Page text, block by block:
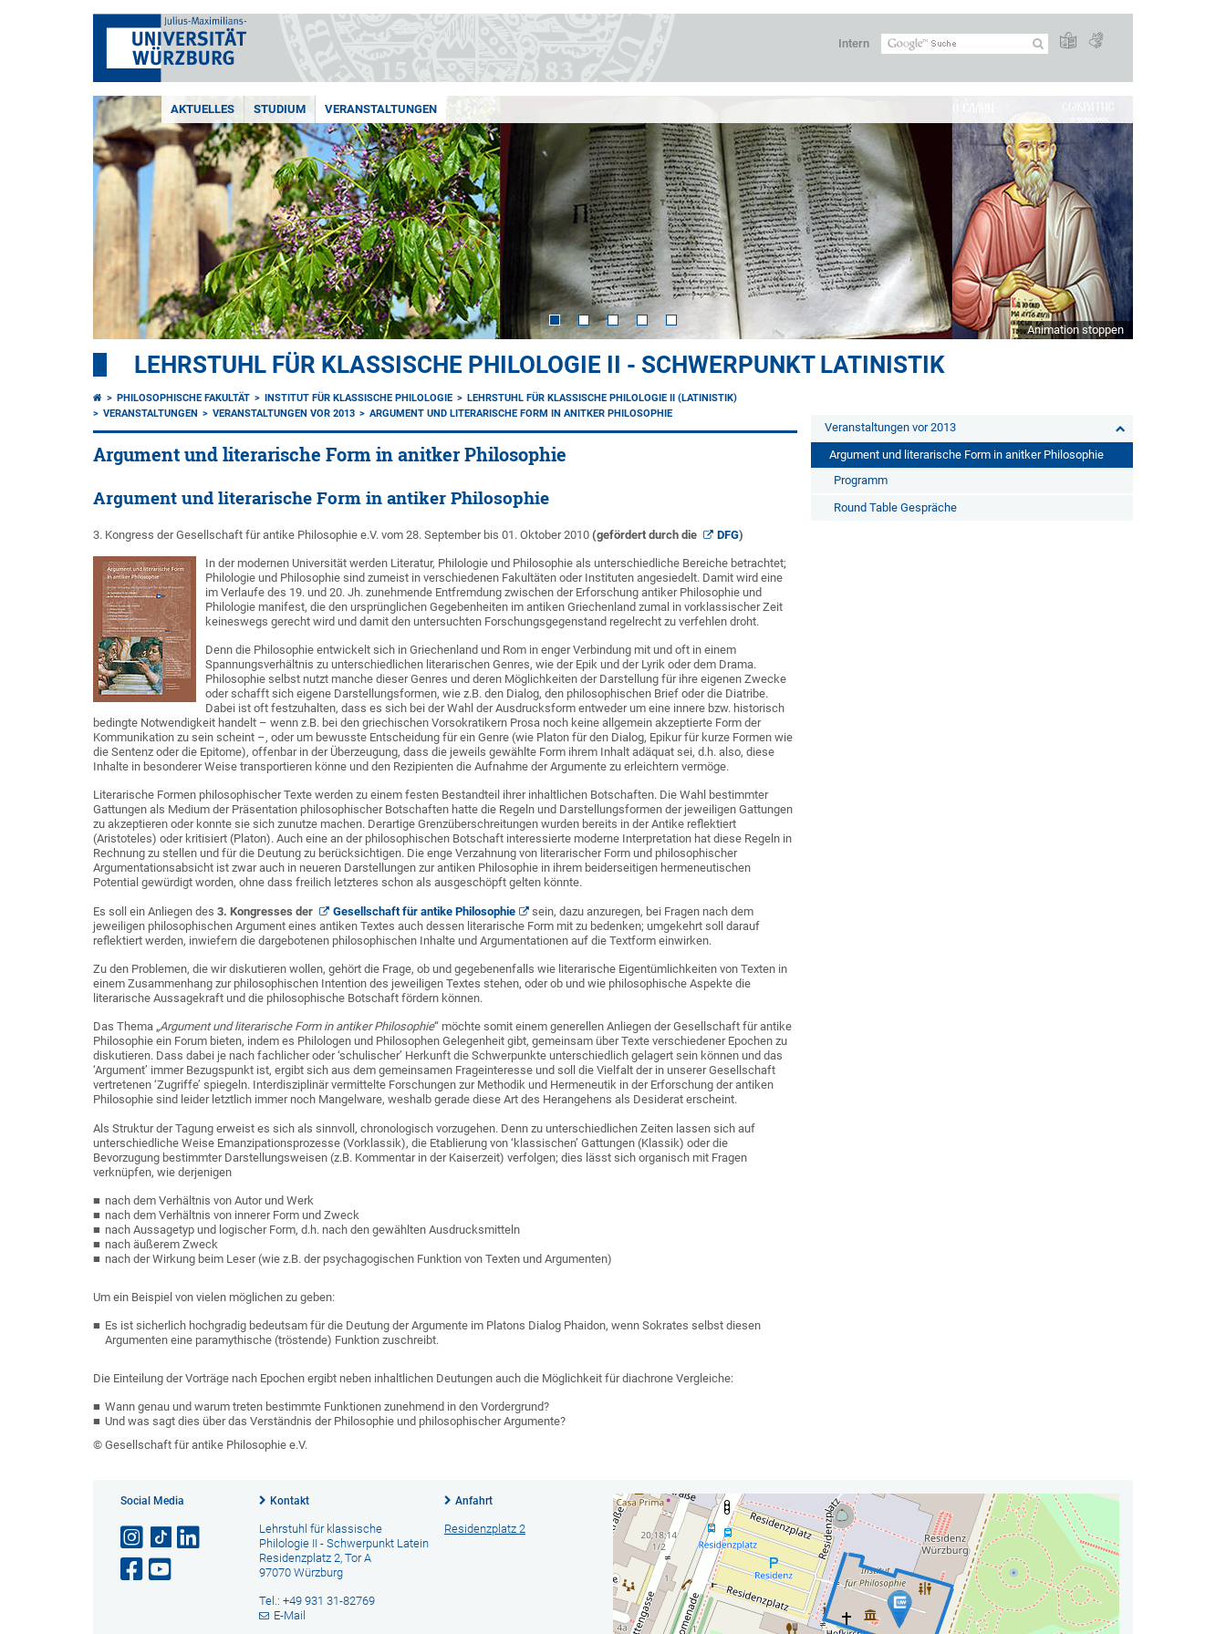
Intern
AKTUELLES STUDIUM VERANSTALTUNGEN
Animation stoppen
LEHRSTUHL FÜR KLASSISCHE PHILOLOGIE II - SCHWERPUNKT LATINISTIK
PHILOSOPHISCHE FAKULTÄT INSTITUT FÜR KLASSISCHE PHILOLOGIE
LEHRSTUHL FÜR KLASSISCHE PHILOLOGIE II (LATINISTIK)
VERANSTALTUNGEN
VERANSTALTUNGEN VOR 2013 ARGUMENT UND LITERARISCHE FORM IN ANITKER PHILOSOPHIE
Argument und literarische Form in anitker Philosophie
Argument und literarische Form in antiker Philosophie
3. Kongress der Gesellschaft für antike Philosophie e.V. vom 28. September bis 01. Oktober 2010 (gefördert durch die DFG)
In der modernen Universität werden Literatur, Philologie und Philosophie als unterschiedliche Bereiche betrachtet;
Philologie und Philosophie sind zumeist in verschiedenen Fakultäten oder Instituten angesiedelt. Damit wird eine
im Verlaufe des 19. und 20. Jh. zunehmende Entfremdung zwischen der Erforschung antiker Philosophie und
Philologie manifest, die den ursprünglichen Gegebenheiten im antiken Griechenland zumal in vorklassischer Zeit
keineswegs gerecht wird und damit den untersuchten Forschungsgegenstand regelrecht zu verfehlen droht.
Denn die Philosophie entwickelt sich in Griechenland und Rom in enger Verbindung mit und oft in einem
Spannungsverhältnis zu unterschiedlichen literarischen Genres, wie der Epik und der Lyrik oder dem Drama.
Philosophie selbst nutzt manche dieser Genres und deren Möglichkeiten der Darstellung für ihre eigenen Zwecke
oder schafft sich eigene Darstellungsformen, wie z.B. den Dialog, den philosophischen Brief oder die Diatribe.
Dabei ist oft festzuhalten, dass es sich bei der Wahl der Ausdrucksform entweder um eine innere bzw. historisch
bedingte Notwendigkeit handelt – wenn z.B. bei den griechischen Vorsokratikern Prosa noch keine allgemein akzeptierte Form der
Kommunikation zu sein scheint –, oder um bewusste Entscheidung für ein Genre (wie Platon für den Dialog, Epikur für kurze Formen wie
die Sentenz oder die Epitome), offenbar in der Überzeugung, dass die jeweils gewählte Form ihrem Inhalt adäquat sei, d.h. also, diese
Inhalte in besonderer Weise transportieren könne und den Rezipienten die Aufnahme der Argumente zu erleichtern vermöge.
Literarische Formen philosophischer Texte werden zu einem festen Bestandteil ihrer inhaltlichen Botschaften. Die Wahl bestimmter
Gattungen als Medium der Präsentation philosophischer Botschaften hatte die Regeln und Darstellungsformen der jeweiligen Gattungen
zu akzeptieren oder konnte sie sich zunutze machen. Derartige Grenzüberschreitungen wurden bereits in der Antike reflektiert
(Aristoteles) oder kritisiert (Platon). Auch eine an der philosophischen Botschaft interessierte moderne Interpretation hat diese Regeln in
Rechnung zu stellen und für die Deutung zu berücksichtigen. Die enge Verzahnung von literarischer Form und philosophischer
Argumentationsabsicht ist zwar auch in neueren Darstellungen zur antiken Philosophie in ihrem beiderseitigen hermeneutischen
Potential gewürdigt worden, ohne dass freilich letzteres schon als ausgeschöpft gelten könnte.
Es soll ein Anliegen des 3. Kongresses der Gesellschaft für antike Philosophie
sein, dazu anzuregen, bei Fragen nach dem
jeweiligen philosophischen Argument eines antiken Textes auch dessen literarische Form mit zu bedenken; umgekehrt soll darauf
reflektiert werden, inwiefern die dargebotenen philosophischen Inhalte und Argumentationen auf die Textform einwirken.
Zu den Problemen, die wir diskutieren wollen, gehört die Frage, ob und gegebenenfalls wie literarische Eigentümlichkeiten von Texten in
einem Zusammenhang zur philosophischen Intention des jeweiligen Textes stehen, oder ob und wie philosophische Aspekte die
literarische Aussagekraft und die philosophische Botschaft fördern können.
Das Thema „Argument und literarische Form in antiker Philosophie“ möchte somit einem generellen Anliegen der Gesellschaft für antike
Philosophie ein Forum bieten, indem es Philologen und Philosophen Gelegenheit gibt, gemeinsam über Texte verschiedener Epochen zu
diskutieren. Dass dabei je nach fachlicher oder ‘schulischer’ Herkunft die Schwerpunkte unterschiedlich gelagert sein können und das
‘Argument’ immer Bezugspunkt ist, ergibt sich aus dem gemeinsamen Frageinteresse und soll die Vielfalt der in unserer Gesellschaft
vertretenen ‘Zugriffe’ spiegeln. Interdisziplinär vermittelte Forschungen zur Methodik und Hermeneutik in der Erforschung der antiken
Philosophie sind leider letztlich immer noch Mangelware, weshalb gerade diese Art des Herangehens als Desiderat erscheint.
Als Struktur der Tagung erweist es sich als sinnvoll, chronologisch vorzugehen. Denn zu unterschiedlichen Zeiten lassen sich auf
unterschiedliche Weise Emanzipationsprozesse (Vorklassik), die Etablierung von ‘klassischen’ Gattungen (Klassik) oder die
Bevorzugung bestimmter Darstellungsweisen (z.B. Kommentar in der Kaiserzeit) verfolgen; dies lässt sich organisch mit Fragen
verknüpfen, wie derjenigen
nach dem Verhältnis von Autor und Werk
nach dem Verhältnis von innerer Form und Zweck
nach Aussagetyp und logischer Form, d.h. nach den gewählten Ausdrucksmitteln
nach äußerem Zweck
nach der Wirkung beim Leser (wie z.B. der psychagogischen Funktion von Texten und Argumenten)
Um ein Beispiel von vielen möglichen zu geben:
Es ist sicherlich hochgradig bedeutsam für die Deutung der Argumente im Platons Dialog Phaidon, wenn Sokrates selbst diesen
Argumenten eine paramythische (tröstende) Funktion zuschreibt.
Die Einteilung der Vorträge nach Epochen ergibt neben inhaltlichen Deutungen auch die Möglichkeit für diachrone Vergleiche:
Wann genau und warum treten bestimmte Funktionen zunehmend in den Vordergrund?
Und was sagt dies über das Verständnis der Philosophie und philosophischer Argumente?
© Gesellschaft für antike Philosophie e.V.
Veranstaltungen vor 2013
Argument und literarische Form in anitker Philosophie
Programm
Round Table Gespräche
Social Media Kontakt
Lehrstuhl für klassische
Philologie II - Schwerpunkt Latein
Residenzplatz 2, Tor A
97070 Würzburg
Tel.: +49 931 31-82769
E-Mail
Anfahrt
Residenzplatz 2